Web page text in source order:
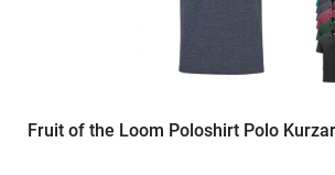
Fruit of the Loom Poloshirt Polo